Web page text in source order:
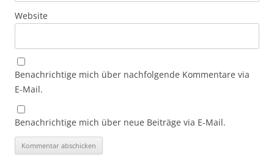
Website
Benachrichtige mich über nachfolgende Kommentare via
E-Mail.
Benachrichtige mich über neue Beiträge via E-Mail.